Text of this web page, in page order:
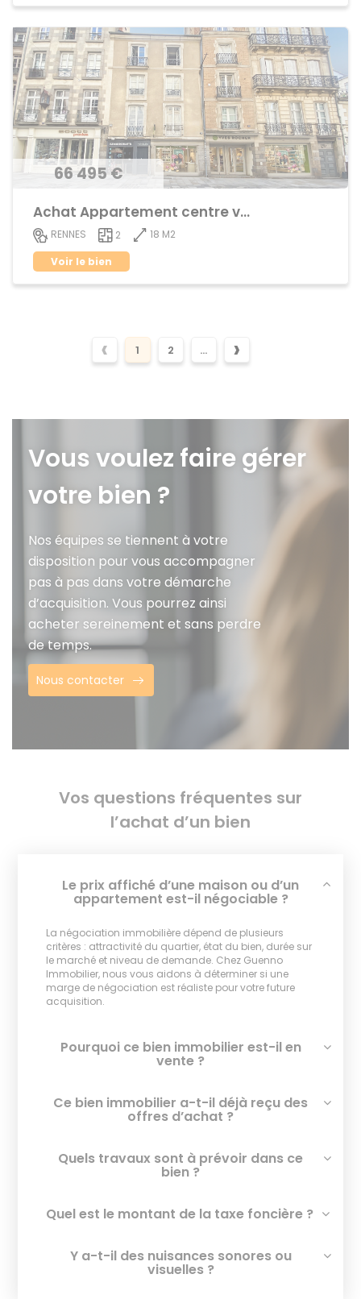
66 495 €
Achat Appartement centre ville
RENNES 2
18 M2
Voir le bien
‹ 1 2 ... ›
Vous voulez faire gérer
votre bien ?
Nos équipes se tiennent à votre
disposition pour vous accompagner
pas à pas dans votre démarche
d’acquisition. Vous pourrez ainsi
acheter sereinement et sans perdre
de temps.
Nous contacter
Vos questions fréquentes sur
l’achat d’un bien
Le prix affiché d’une maison ou d’un
appartement est-il négociable ?
La négociation immobilière dépend de plusieurs
critères : attractivité du quartier, état du bien, durée sur
le marché et niveau de demande. Chez Guenno
Immobilier, nous vous aidons à déterminer si une
marge de négociation est réaliste pour votre future
acquisition.
Pourquoi ce bien immobilier est-il en
vente ?
Ce bien immobilier a-t-il déjà reçu des
offres d’achat ?
Quels travaux sont à prévoir dans ce
bien ?
Quel est le montant de la taxe foncière ?
Y a-t-il des nuisances sonores ou
visuelles ?